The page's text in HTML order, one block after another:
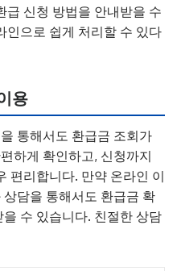
급 신청 방법을 안내받을 수
인으로 쉽게 처리할 수 있다
용
통해서도 환급금 조회가
하게 확인하고, 신청까지
편리합니다. 만약 온라인 이
담을 통해서도 환급금 확
수 있습니다. 친절한 상담